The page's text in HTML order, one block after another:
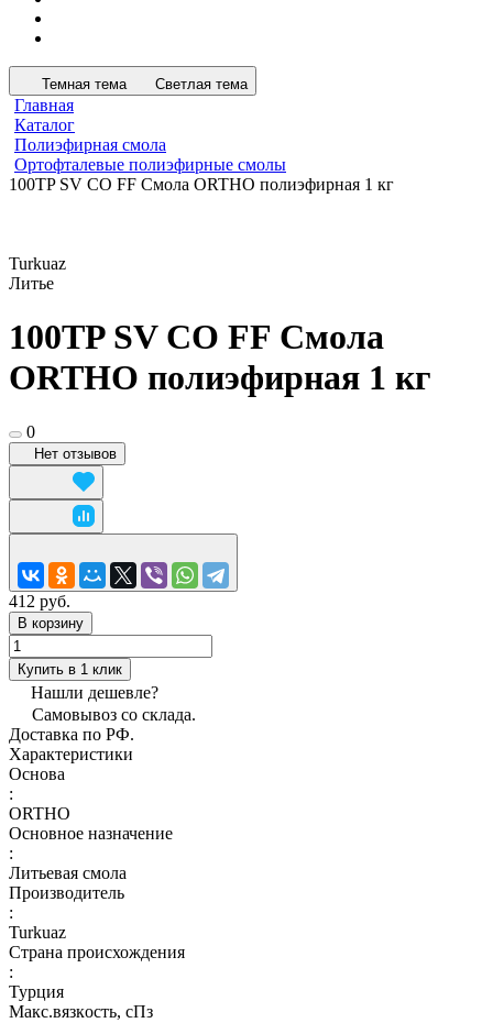
Темная тема Светлая тема
Главная
Каталог
Полиэфирная смола
Ортофталевые полиэфирные смолы
100TP SV СО FF Смола ORTHO полиэфирная 1 кг
Turkuaz
Литье
100TP SV СО FF Смола
ORTHO полиэфирная 1 кг
0
Нет отзывов
412 руб.
В корзину
Купить в 1 клик
Нашли дешевле?
Самовывоз со склада.
Доставка по РФ.
Характеристики
Основа
:
ORTHO
Основное назначение
:
Литьевая смола
Производитель
:
Turkuaz
Страна происхождения
:
Турция
Макс.вязкoсть, сПз